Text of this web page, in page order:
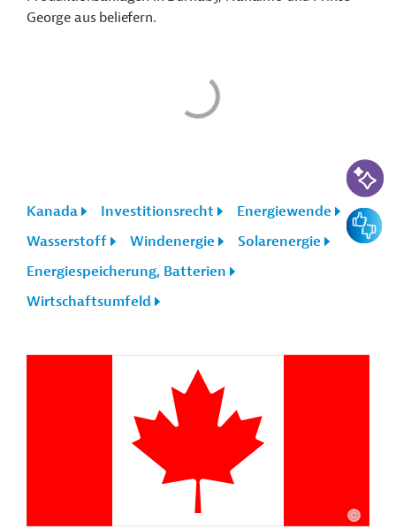
George aus beliefern.
Kanada Investitionsrecht
Energiewende
Wasserstoff
Windenergie
Solarenergie
Energiespeicherung, Batterien
Wirtschaftsumfeld
KI-